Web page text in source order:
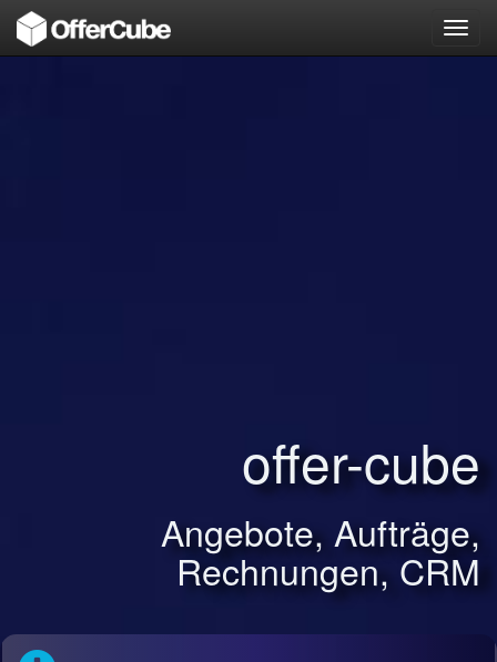
offer-cube
Angebote, Aufträge,
Rechnungen, CRM